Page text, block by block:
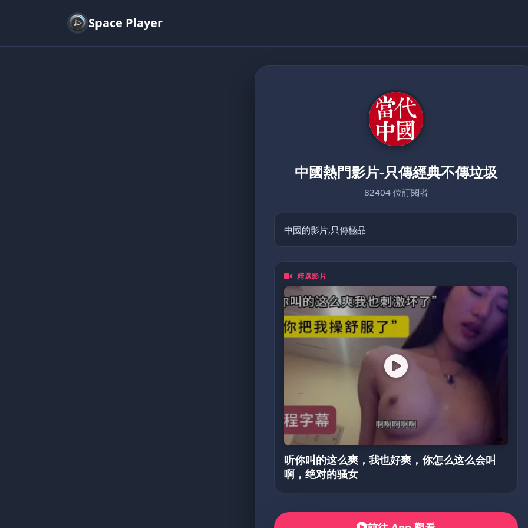
Space Player
中國熱門影片-只傳經典不傳垃圾
82404 位訂閱者
中國的影片,只傳極品
精選影片
听你叫的这么爽，我也好爽，你怎么这么会叫
啊，绝对的骚女